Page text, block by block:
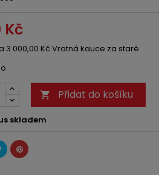
Kč
3 000,00 Kč Vratná kauce za staré
 Přidat do košíku
skladem